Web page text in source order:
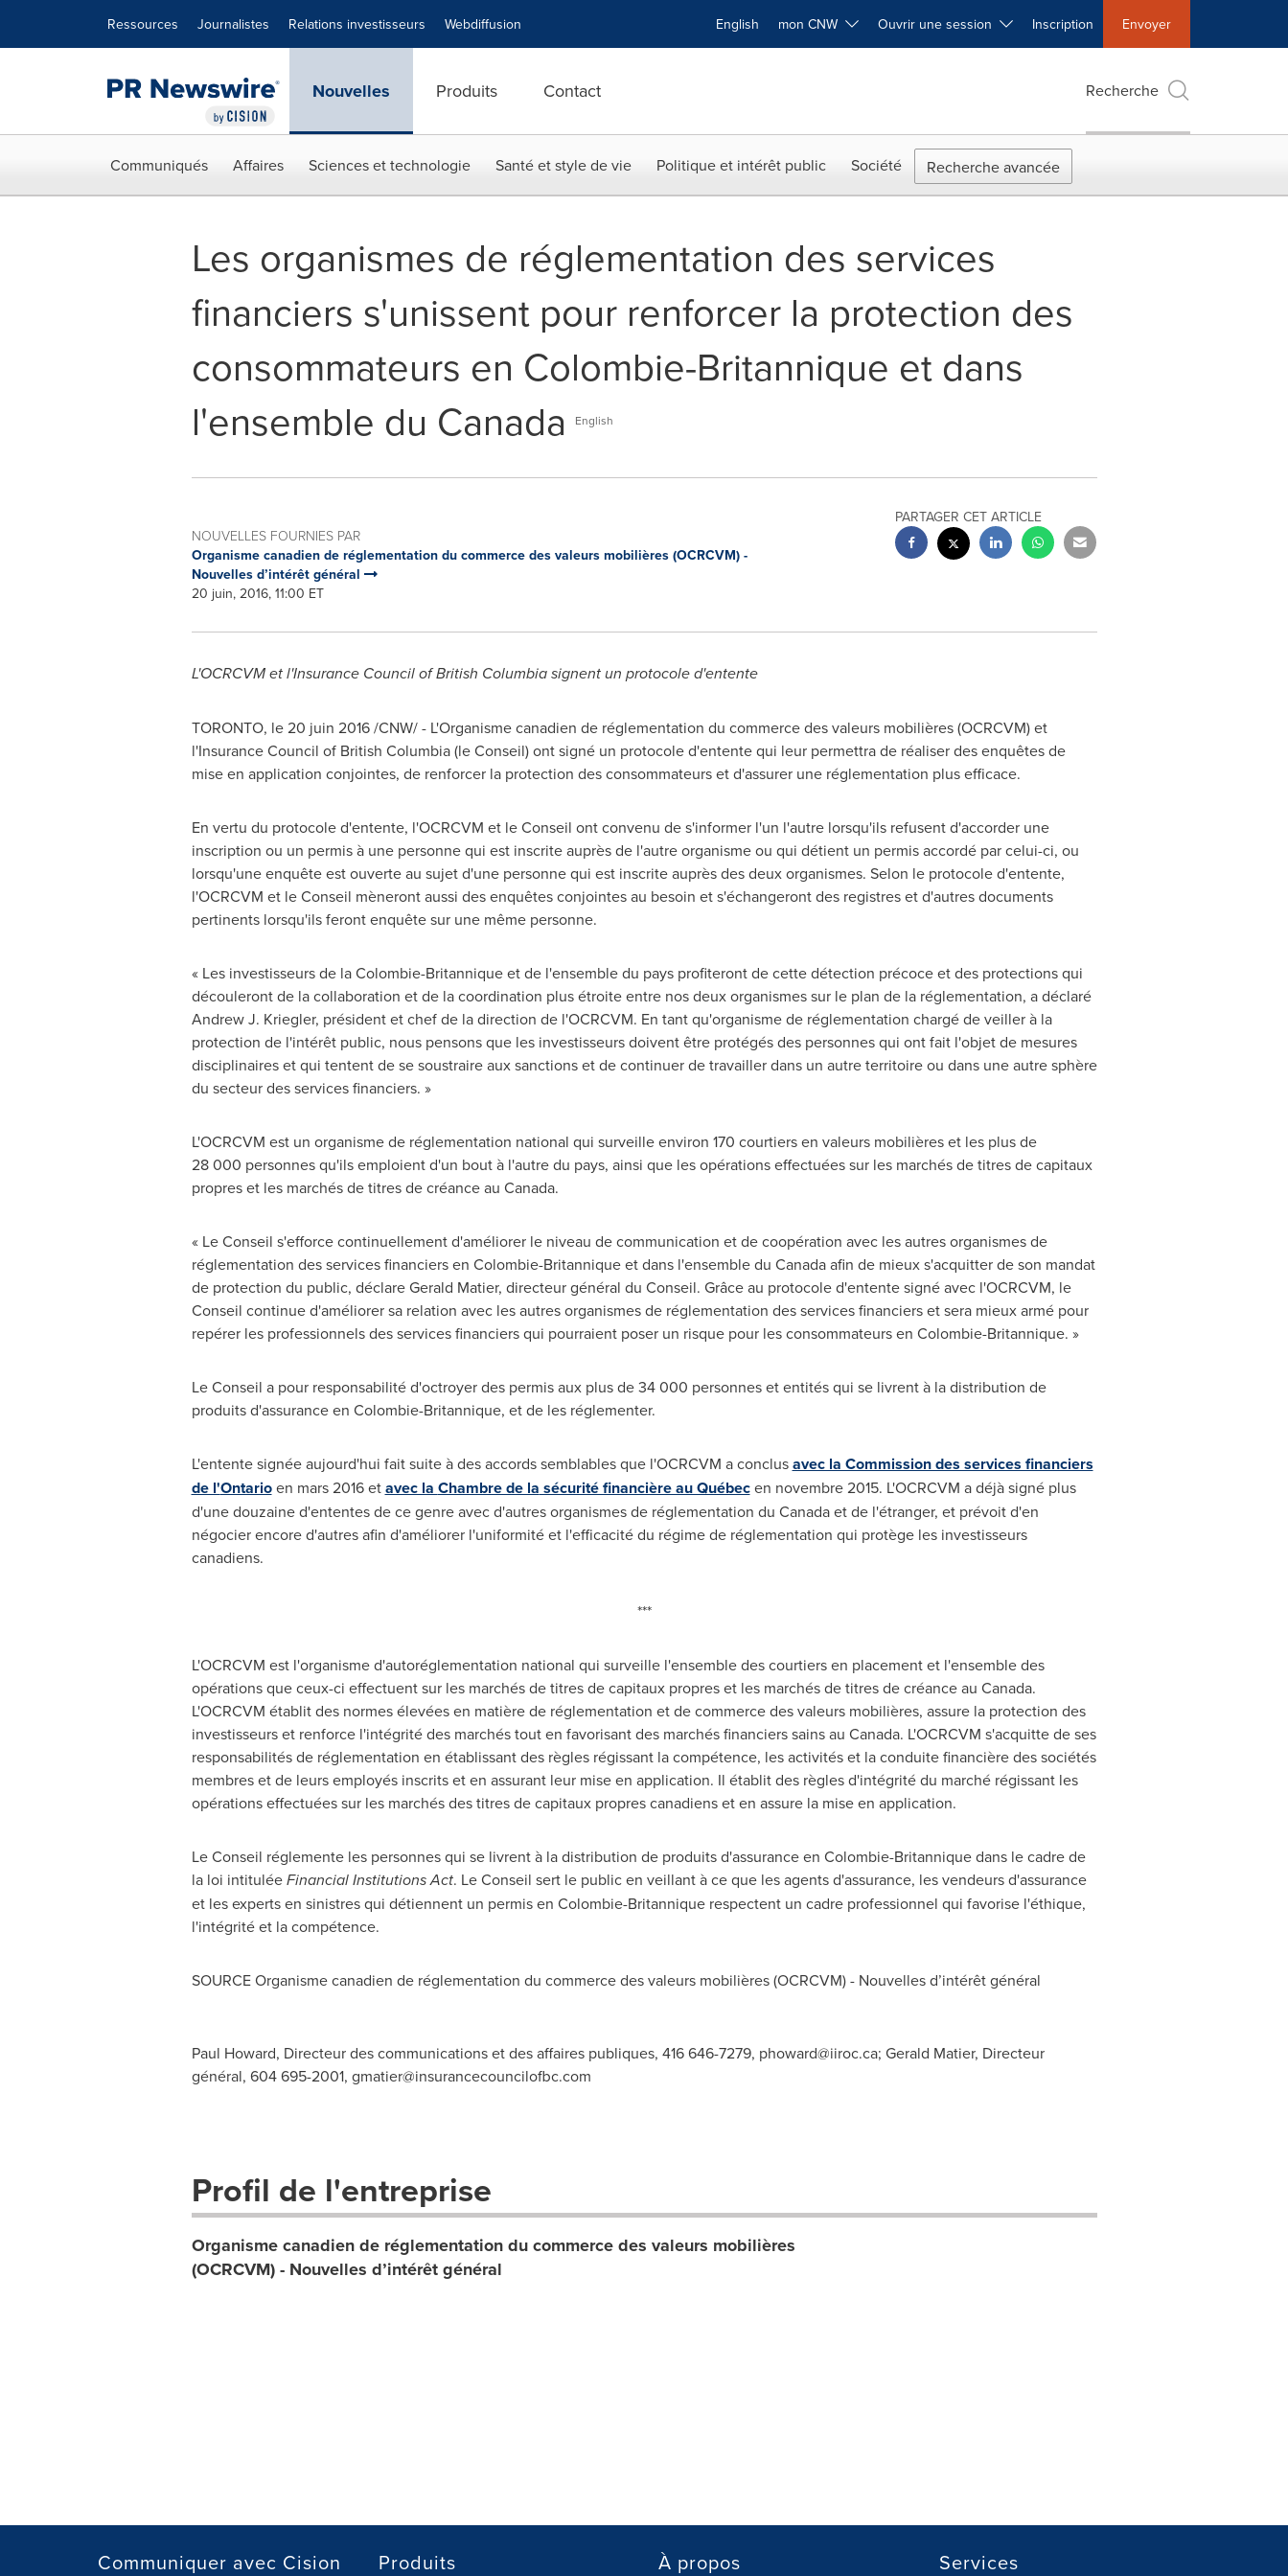
Ressources Journalistes Relations investisseurs Webdiffusion English mon CNW Ouvrir une session Inscription Envoyer
Nouvelles Produits Contact Recherche
Communiqués Affaires Sciences et technologie Santé et style de vie Politique et intérêt public Société Recherche avancée
Les organismes de réglementation des services
financiers s'unissent pour renforcer la protection des
consommateurs en Colombie-Britannique et dans
l'ensemble du Canada
English
NOUVELLES FOURNIES PAR
Organisme canadien de réglementation du commerce des valeurs mobilières (OCRCVM) -
Nouvelles d’intérêt général
20 juin, 2016, 11:00 ET
PARTAGER CET ARTICLE
L'OCRCVM et l'Insurance Council ofBritish Columbiasignent un protocole d'entente
TORONTO, le 20 juin 2016 /CNW/ - L'Organisme canadien de réglementation du commerce des valeurs mobilières (OCRCVM) et
l'Insurance Council of British Columbia(le Conseil) ont signé un protocole d'entente qui leur permettra de réaliser des enquêtes de
mise en application conjointes, de renforcer la protection des consommateurs et d'assurer une réglementation plus efficace.
En vertu du protocole d'entente, l'OCRCVM et le Conseil ont convenu de s'informer l'un l'autre lorsqu'ils refusent d'accorder une
inscription ou un permis à une personne qui est inscrite auprès de l'autre organisme ou qui détient un permis accordé par celui-ci, ou
lorsqu'une enquête est ouverte au sujet d'une personne qui est inscrite auprès des deux organismes. Selon le protocole d'entente,
l'OCRCVM et le Conseil mèneront aussi des enquêtes conjointes au besoin et s'échangeront des registres et d'autres documents
pertinents lorsqu'ils feront enquête sur une même personne.
« Les investisseurs de la Colombie-Britannique et de l'ensemble du pays profiteront de cette détection précoce et des protections qui
découleront de la collaboration et de la coordination plus étroite entre nos deux organismes sur le plan de la réglementation, a déclaré
Andrew J. Kriegler, président et chef de la direction de l'OCRCVM. En tant qu'organisme de réglementation chargé de veiller à la
protection de l'intérêt public, nous pensons que les investisseurs doivent être protégés des personnes qui ont fait l'objet de mesures
disciplinaires et qui tentent de se soustraire aux sanctions et de continuer de travailler dans un autre territoire ou dans une autre sphère
du secteur des services financiers. »
L'OCRCVM est un organisme de réglementation national qui surveille environ 170 courtiers en valeurs mobilières et les plus de
28 000 personnes qu'ils emploient d'un bout à l'autre du pays, ainsi que les opérations effectuées sur les marchés de titres de capitaux
propres et les marchés de titres de créance au Canada.
« Le Conseil s'efforce continuellement d'améliorer le niveau de communication et de coopération avec les autres organismes de
réglementation des services financiers en Colombie-Britannique et dans l'ensemble du Canadaafin de mieux s'acquitter de son mandat
de protection du public, déclareGerald Matier, directeur général du Conseil. Grâce au protocole d'entente signé avec l'OCRCVM, le
Conseil continue d'améliorer sa relation avec les autres organismes de réglementation des services financiers et sera mieux armé pour
repérer les professionnels des services financiers qui pourraient poser un risque pour les consommateurs en Colombie-Britannique. »
Le Conseil a pour responsabilité d'octroyer des permis aux plus de 34 000 personnes et entités qui se livrent à la distribution de
produits d'assurance en Colombie-Britannique, et de les réglementer.
L'entente signée aujourd'hui fait suite à des accords semblables que l'OCRCVM a conclusavec la Commission des services financiers
de l'Ontarioen mars2016 et avec la Chambre de la sécurité financière au Québecen novembre 2015. L'OCRCVM a déjà signé plus
d'une douzaine d'ententes de ce genre avec d'autres organismes de réglementation du Canadaet de l'étranger, et prévoit d'en
négocier encore d'autres afin d'améliorer l'uniformité et l'efficacité du régime de réglementation qui protège les investisseurs
canadiens.
***
L'OCRCVM est l'organisme d'autoréglementation national qui surveille l'ensemble des courtiers en placement et l'ensemble des
opérations que ceux-ci effectuent sur les marchés de titres de capitaux propres et les marchés de titres de créance au Canada.
L'OCRCVM établit des normes élevées en matière de réglementation et de commerce des valeurs mobilières, assure la protection des
investisseurs et renforce l'intégrité des marchés tout en favorisant des marchés financiers sains au Canada. L'OCRCVM s'acquitte de ses
responsabilités de réglementation en établissant des règles régissant la compétence, les activités et la conduite financière des sociétés
membres et de leurs employés inscrits et en assurant leur mise en application. Il établit des règles d'intégrité du marché régissant les
opérations effectuées sur les marchés des titres de capitaux propres canadiens et en assure la mise en application.
Le Conseil réglemente les personnes qui se livrent à la distribution de produits d'assurance en Colombie-Britannique dans le cadre de
la loi intituléeFinancial Institutions Act. Le Conseil sert le public en veillant à ce que les agents d'assurance, les vendeurs d'assurance
et les experts en sinistres qui détiennent un permis en Colombie-Britannique respectent un cadre professionnel qui favorise l'éthique,
l'intégrité et la compétence.
SOURCE Organisme canadien de réglementation du commerce des valeurs mobilières (OCRCVM) - Nouvelles d’intérêt général
Paul Howard, Directeur des communications et des affaires publiques, 416 646-7279, phoward@iiroc.ca; Gerald Matier, Directeur
général, 604 695-2001, gmatier@insurancecouncilofbc.com
Profil de l'entreprise
Organisme canadien de réglementation du commerce des valeurs mobilières
(OCRCVM) - Nouvelles d’intérêt général
Communiquer avec Cision Produits À propos Services